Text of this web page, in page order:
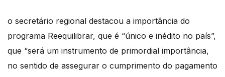
o secretário regional destacou a importância do
programa Reequilibrar, que é “único e inédito no país”,
que “será um instrumento de primordial importância,
no sentido de assegurar o cumprimento do pagamento